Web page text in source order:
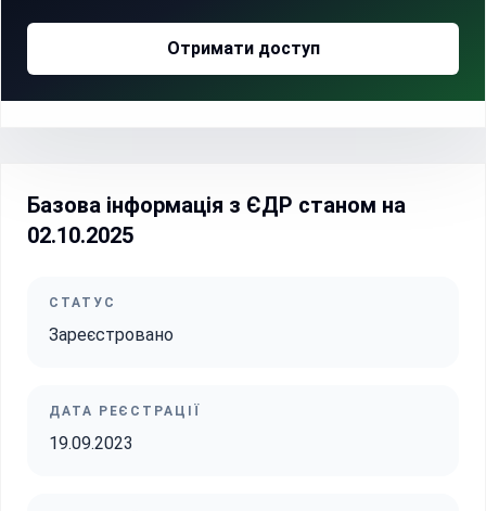
Отримати доступ
Базова інформація з ЄДР станом на
02.10.2025
СТАТУС
Зареєстровано
ДАТА РЕЄСТРАЦІЇ
19.09.2023